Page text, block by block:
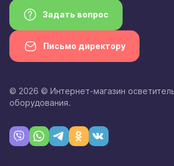
Задать вопрос
Письмо директору
© 2026 © Интернет-магазин
оборудования.